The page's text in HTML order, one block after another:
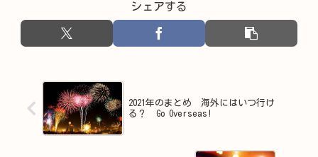
シェアする
2021年のまとめ 海外にはいつ行け
る？ Go Overseas!